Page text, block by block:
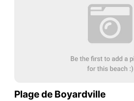
Plage de Boyardville